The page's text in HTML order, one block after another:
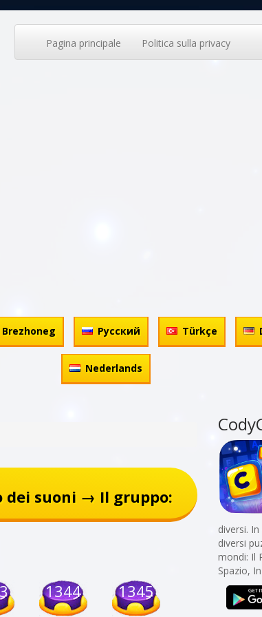
Pagina principale Politica sulla privacy
Brezhoneg Русский Türkçe
Nederlands
dei suoni → Il gruppo:
1344 1345
diversi.
diversi
mondi: Il
Spazio,